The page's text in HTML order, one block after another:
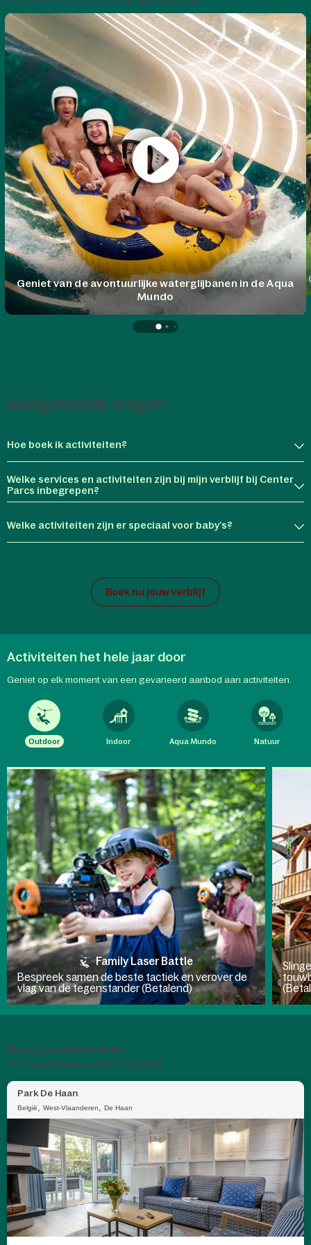
Geniet van de avontuurlijke waterglijbanen in de Aqua
Mundo
Veelgestelde vragen
Hoe boek ik activiteiten?
Welke services en activiteiten zijn bij mijn verblijf bij Center
Parcs inbegrepen?
Welke activiteiten zijn er speciaal voor baby’s?
Boek nu jouw verblijf
Activiteiten het hele jaar door
Geniet op elk moment van een gevarieerd aanbod aan activiteiten.
Outdoor Indoor Aqua Mundo Natuur
Family Laser Battle
Bespreek samen de beste tactiek en verover de
vlag van de tegenstander (Betalend)
Kies je accommodatie
480 beschikbare accommodaties
Park De Haan
België West-Vlaanderen De Haan